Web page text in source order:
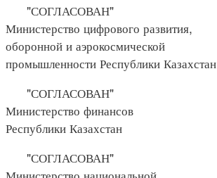
"СОГЛАСОВАН"
Министерство цифрового развития,
оборонной и аэрокосмической
промышленности Республики Казахстан
"СОГЛАСОВАН"
Министерство финансов
Республики Казахстан
"СОГЛАСОВАН"